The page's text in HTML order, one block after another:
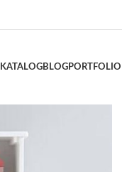
KATALOGBLOGPORTFOLIO